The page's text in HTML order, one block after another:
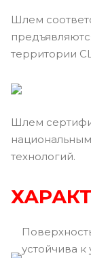
Шлем
территории
Шлем
технологий.
устойчива к